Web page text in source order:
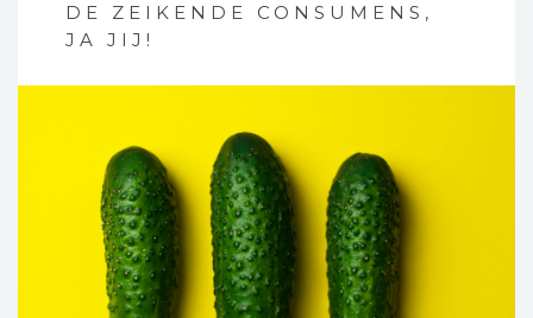
DE ZEIKENDE CONSUMENS,
JA JIJ!